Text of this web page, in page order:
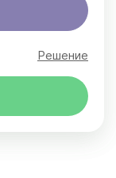
Решение